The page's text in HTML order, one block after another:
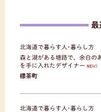
最
北海道で暮らす人･暮らし方
森と湖がある塘路で、余白の
を手に入れたデザイナー
NEW!
標茶町
北海道で暮らす人･暮らし方